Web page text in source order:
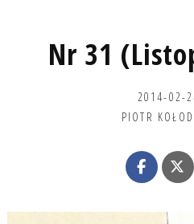
Nr 31
2014-02-
PIOTR